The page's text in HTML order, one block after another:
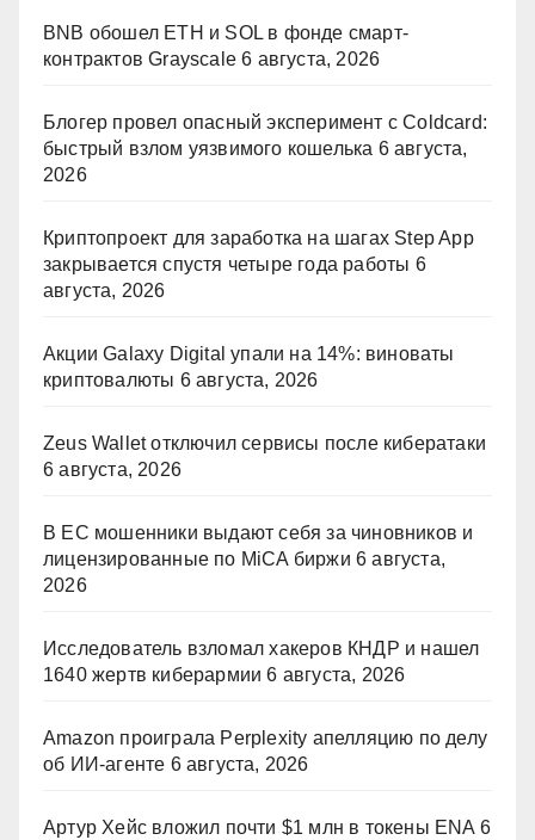
BNB обошел ETH и SOL в фонде смарт-
контрактов Grayscale 6 августа, 2026
Блогер провел опасный эксперимент с Coldcard:
быстрый взлом уязвимого кошелька 6 августа,
2026
Криптопроект для заработка на шагах Step App
закрывается спустя четыре года работы 6
августа, 2026
Акции Galaxy Digital упали на 14%: виноваты
криптовалюты 6 августа, 2026
Zeus Wallet отключил сервисы после кибератаки
6 августа, 2026
В ЕС мошенники выдают себя за чиновников и
лицензированные по MiCA биржи 6 августа,
2026
Исследователь взломал хакеров КНДР и нашел
1640 жертв киберармии 6 августа, 2026
Amazon проиграла Perplexity апелляцию по делу
об ИИ-агенте 6 августа, 2026
Артур Хейс вложил почти $1 млн в токены ENA 6